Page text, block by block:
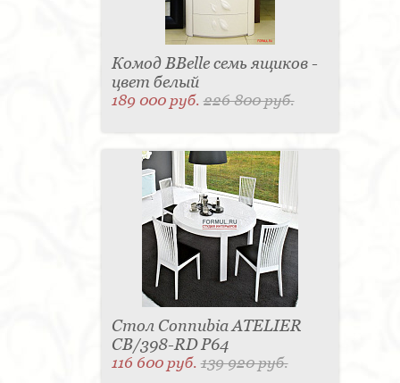
Комод BBelle семь ящиков -
цвет белый
189 000 руб.226 800 руб.
Стол Connubia ATELIER
CB/398-RD P64
116 600 руб.139 920 руб.